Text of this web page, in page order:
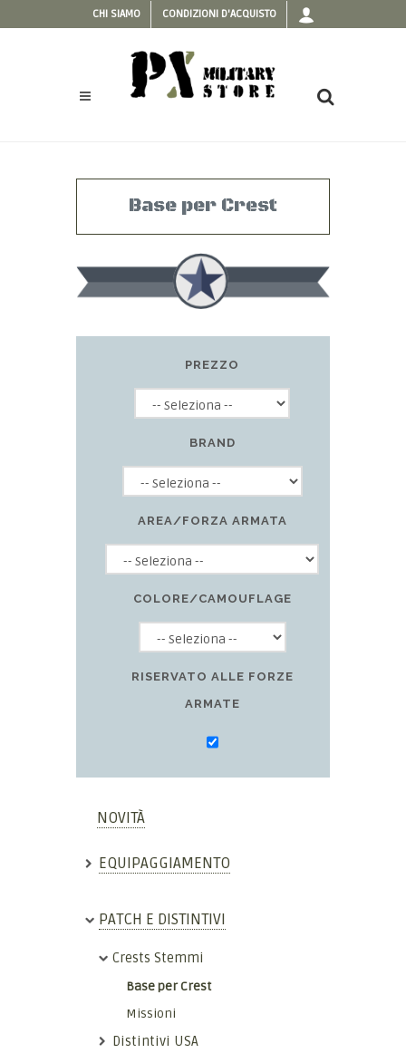
CHI SIAMO CONDIZIONI D'ACQUISTO
Base per Crest
PREZZO
BRAND
AREA/FORZA ARMATA
COLORE/CAMOUFLAGE
RISERVATO ALLE FORZE
ARMATE
NOVITÀ
EQUIPAGGIAMENTO
PATCH E DISTINTIVI
Crests Stemmi
Base per Crest
Missioni
Distintivi USA